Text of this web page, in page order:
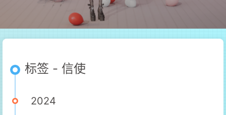
标签 - 信使
2024